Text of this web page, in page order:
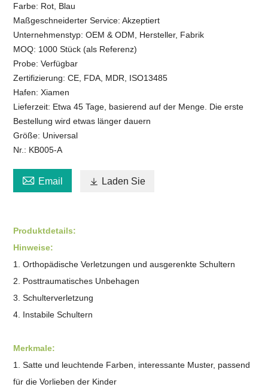
Farbe: Rot, Blau
Maßgeschneiderter Service: Akzeptiert
Unternehmenstyp: OEM & ODM, Hersteller, Fabrik
MOQ: 1000 Stück (als Referenz)
Probe: Verfügbar
Zertifizierung: CE, FDA, MDR, ISO13485
Hafen: Xiamen
Lieferzeit: Etwa 45 Tage, basierend auf der Menge. Die erste
Bestellung wird etwas länger dauern
Größe: Universal
Nr.: KB005-A
 Email  Laden Sie
Produktdetails:
Hinweise:
1. Orthopädische Verletzungen und ausgerenkte Schultern
2. Posttraumatisches Unbehagen
3. Schulterverletzung
4. Instabile Schultern
Merkmale:
1. Satte und leuchtende Farben, interessante Muster, passend
für die Vorlieben der Kinder